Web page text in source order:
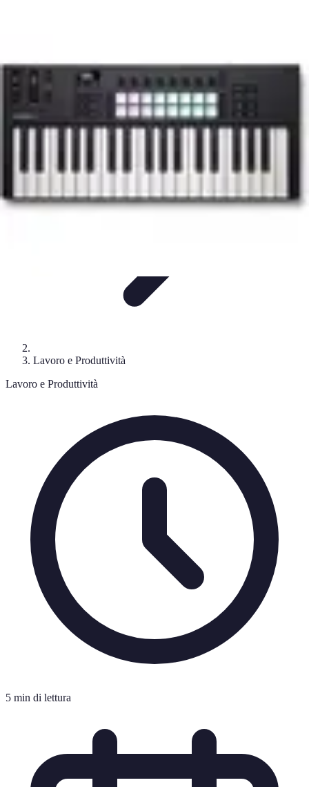
Tecnologia Utilitaria
Lavoro e Produttività
Lavoro e Produttività
5 min di lettura